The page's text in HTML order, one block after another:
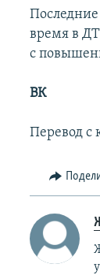
время в
с
ВК
Перевод с